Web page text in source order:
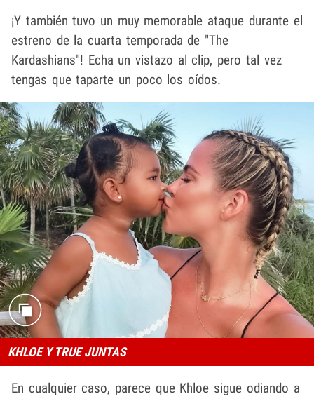
¡Y también tuvo un muy memorable ataque durante el
estreno de la cuarta temporada de "The
Kardashians"! Echa un vistazo al clip, pero tal vez
tengas que taparte un poco los oídos.
KHLOE Y TRUE JUNTAS
En cualquier caso, parece que Khloe sigue odiando a